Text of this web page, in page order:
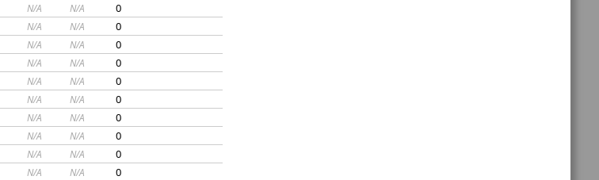
N/A N/A
0
N/A N/A
0
N/A N/A
0
N/A N/A
0
N/A N/A
0
N/A N/A
0
N/A N/A
0
N/A N/A
0
N/A N/A
0
N/A N/A 0